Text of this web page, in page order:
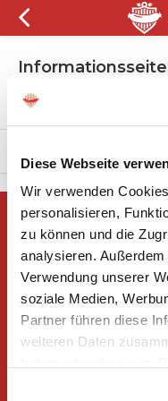
Diese Webseite
Wir verwenden
personalisieren,
zu können und die
analysieren.
Verwendung unserer
soziale Medien,
Partner führen diese
weiteren Daten
Über uns
Gibt es Fragen
eine Beratung?
Nehmen Sie
Rufen Sie +49 392 925
senden Sie eine E-Mail an